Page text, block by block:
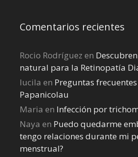
Comentarios recientes
Rocio Rodríguez en
natural para la Retinopatía
lucila en Preguntas
Papanicolau
Maria en Infección por
Naya en Puedo quedarme
tengo relaciones durante mi
menstrual?